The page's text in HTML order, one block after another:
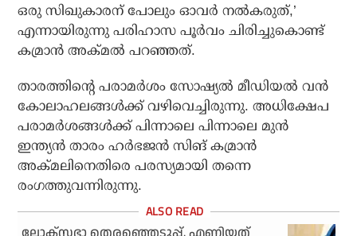
ഒരു സിഖുകാരന് പോലും ഓവര്‍ നല്‍കരുത്,’
എന്നായിരുന്നു പരിഹാസ പൂര്‍വം ചിരിച്ചുകൊണ്ട്
കമ്രാന്‍ അക്മല്‍ പറഞ്ഞത്.
താരത്തിന്റെ പരാമര്‍ശം സോഷ്യല്‍ മീഡിയല്‍ വന്‍
കോലാഹലങ്ങള്‍ക്ക് വഴിവെച്ചിരുന്നു. അധിക്ഷേപ
പരാമര്‍ശങ്ങള്‍ക്ക് പിന്നാലെ പിന്നാലെ മുന്‍
ഇന്ത്യന്‍ താരം ഹര്‍ഭജന്‍ സിങ് കമ്രാന്‍
അക്മലിനെതിരെ പരസ്യമായി തന്നെ
രംഗത്തുവന്നിരുന്നു.